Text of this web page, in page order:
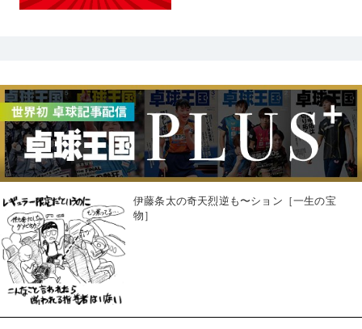
伊藤条太の奇天烈逆も〜ション［一生の宝
物］